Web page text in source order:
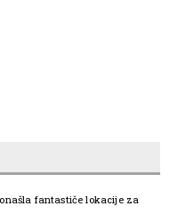
fantastiče lokacije za